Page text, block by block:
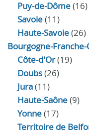
Puy-de-Dôme(16)
Savoie(11)
Haute-Savoie(26)
Bourgogne-
Côte-d'Or(19)
Doubs(26)
Jura(11)
Haute‑Saône(9)
Yonne(17)
Territoire de